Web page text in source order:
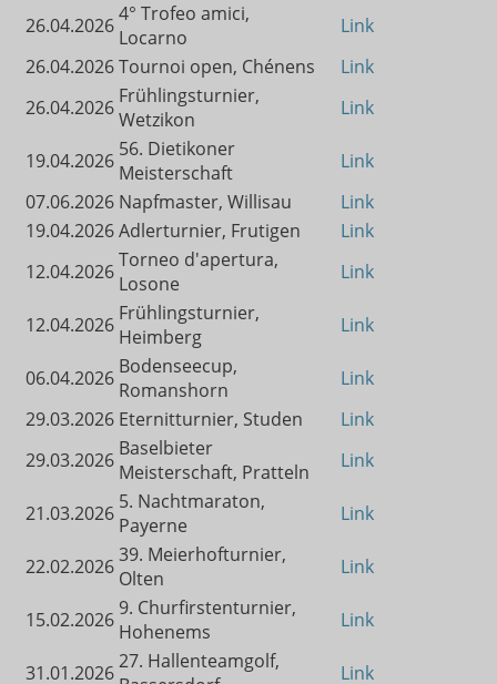
26.04.20264° Trofeo amici,
Locarno
Link
26.04.2026Tournoi open, Chénens
Link
26.04.2026 Frühlingsturnier,
Wetzikon
Link
19.04.2026 56. Dietikoner
Meisterschaft
Link
07.06.2026 Napfmaster, Willisau
Link
19.04.2026Adlerturnier, Frutigen
Link
12.04.2026Torneo d'apertura,
Losone
Link
12.04.2026 Frühlingsturnier,
Heimberg
Link
06.04.2026 Bodenseecup,
Romanshorn
Link
29.03.2026 Eternitturnier, Studen
Link
29.03.2026 Baselbieter
Meisterschaft, Pratteln
Link
21.03.2026 5. Nachtmaraton,
Payerne
Link
22.02.202639. Meierhofturnier,
Olten
Link
15.02.2026 9. Churfirstenturnier,
Hohenems
Link
31.01.202627. Hallenteamgolf,
Link